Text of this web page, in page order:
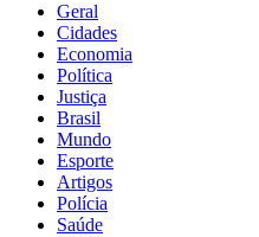
Geral
Cidades
Economia
Política
Justiça
Brasil
Mundo
Esporte
Artigos
Polícia
Saúde